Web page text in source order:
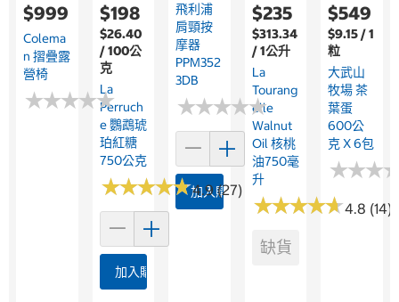
$999
Colema
N 摺疊露
營椅
★★★★★
★★★★★
$198
$26.40
/ 100公
克
La
Perruch
E 鸚鵡琥
珀紅糖
750公克
★★★★★
★★★★★4.9 (27)
加入購物車
飛利浦
肩頸按
摩器
PPM352
3DB
★★★★★
★★★★★
加入購物車
$235
$313.34
/ 1公升
La
Tourang
Elle
Walnut
Oil 核桃
油750毫
升
★★★★★
★★★★★4.8 (14)
缺貨
$549
$9.15 / 1
粒
大武山
牧場 茶
葉蛋
600公
克 X 6包
★★★
★★★